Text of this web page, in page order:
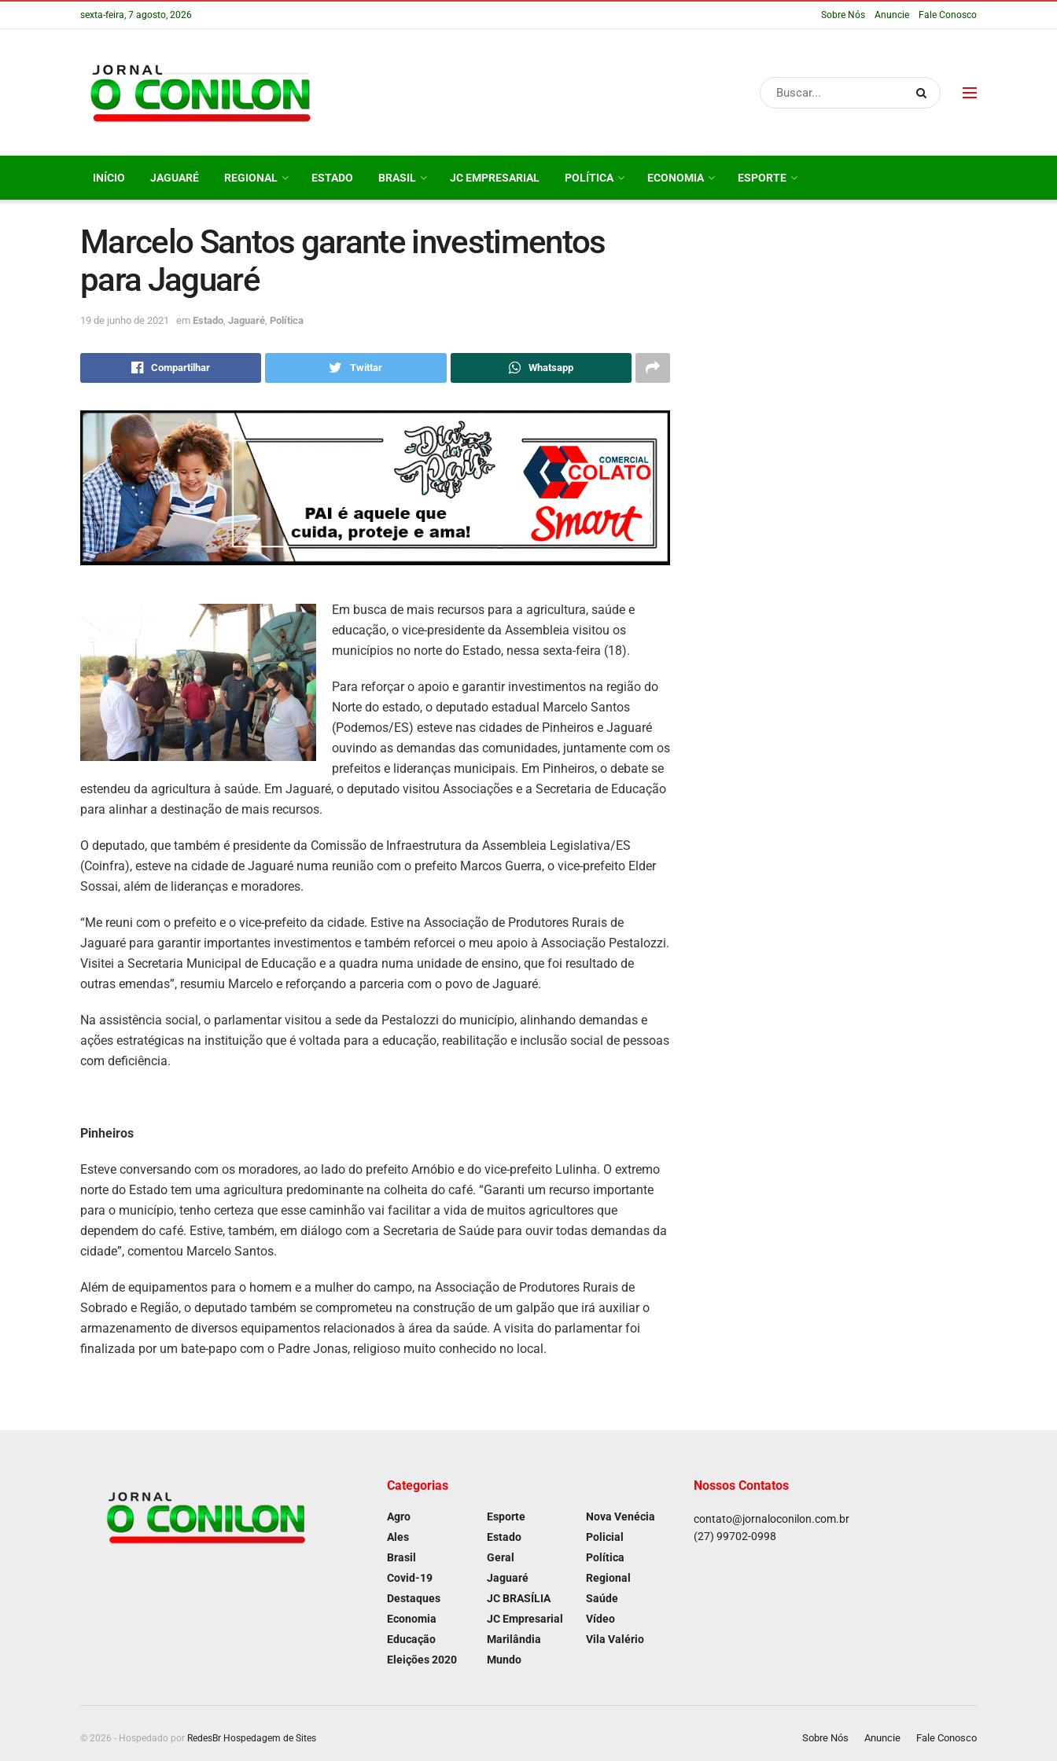
sexta-feira, 7 agosto, 2026 Sobre Nós Anuncie Fale Conosco
INÍCIO JAGUARÉ REGIONAL ESTADO BRASIL JC EMPRESARIAL POLÍTICA ECONOMIA ESPORTE
Marcelo Santos garante investimentos
para Jaguaré
19 de junho de 2021 em Estado Jaguaré Política
Compartilhar Twittar Whatsapp
Em busca de mais recursos para a agricultura, saúde e
educação, o vice-presidente da Assembleia visitou os
municípios no norte do Estado, nessa sexta-feira (18).
Para reforçar o apoio e garantir investimentos na região do
Norte do estado, o deputado estadual Marcelo Santos
(Podemos/ES) esteve nas cidades de Pinheiros e Jaguaré
ouvindo as demandas das comunidades, juntamente com os
prefeitos e lideranças municipais. Em Pinheiros, o debate se
estendeu da agricultura à saúde. Em Jaguaré, o deputado visitou Associações e a Secretaria de Educação
para alinhar a destinação de mais recursos.
O deputado, que também é presidente da Comissão de Infraestrutura da Assembleia Legislativa/ES
(Coinfra), esteve na cidade de Jaguaré numa reunião com o prefeito Marcos Guerra, o vice-prefeito Elder
Sossai, além de lideranças e moradores.
“Me reuni com o prefeito e o vice-prefeito da cidade. Estive na Associação de Produtores Rurais de
Jaguaré para garantir importantes investimentos e também reforcei o meu apoio à Associação Pestalozzi.
Visitei a Secretaria Municipal de Educação e a quadra numa unidade de ensino, que foi resultado de
outras emendas”, resumiu Marcelo e reforçando a parceria com o povo de Jaguaré.
Na assistência social, o parlamentar visitou a sede da Pestalozzi do município, alinhando demandas e
ações estratégicas na instituição que é voltada para a educação, reabilitação e inclusão social de pessoas
com deficiência.
Pinheiros
Esteve conversando com os moradores, ao lado do prefeito Arnóbio e do vice-prefeito Lulinha. O extremo
norte do Estado tem uma agricultura predominante na colheita do café. “Garanti um recurso importante
para o município, tenho certeza que esse caminhão vai facilitar a vida de muitos agricultores que
dependem do café. Estive, também, em diálogo com a Secretaria de Saúde para ouvir todas demandas da
cidade”, comentou Marcelo Santos.
Além de equipamentos para o homem e a mulher do campo, na Associação de Produtores Rurais de
Sobrado e Região, o deputado também se comprometeu na construção de um galpão que irá auxiliar o
armazenamento de diversos equipamentos relacionados à área da saúde. A visita do parlamentar foi
finalizada por um bate-papo com o Padre Jonas, religioso muito conhecido no local.
Categorias
Agro
Ales
Brasil
Covid-19
Destaques
Economia
Educação
Eleições 2020
Esporte
Estado
Geral
Jaguaré
JC BRASÍLIA
JC Empresarial
Marilândia
Mundo
Nova Venécia
Policial
Política
Regional
Saúde
Vídeo
Vila Valério
Nossos Contatos
contato@jornaloconilon.com.br
(27) 99702-0998
Sobre Nós Anuncie Fale Conosco
© 2026 - Hospedado por RedesBr Hospedagem de Sites